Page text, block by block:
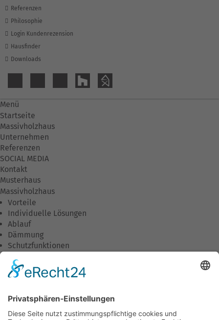
Referenzen
Philosophie
Login Kundenrezension
Hausfinder
Downloads
Menü
Startseite
Massivholzhaus
Unternehmen
Referenzen
SOCIAL MEDIA
Kontakt
Musterhaus
Massivholzhaus
Vorteile
Individuelle Lösungen
Ablauf
Dämmung
Schutzfunktionen
Umweltschutz
Wohnkomfort